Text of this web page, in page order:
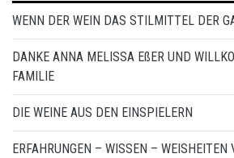
WENN DER WEIN DAS STILMITTEL DER
DANKE ANNA MELISSA EßER UND
FAMILIE
DIE WEINE AUS DEN EINSPIELERN
ERFAHRUNGEN – WISSEN –